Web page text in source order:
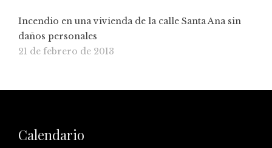
Incendio en una vivienda de la calle Santa Ana sin
daños personales
21 de febrero de 2013
Calendario